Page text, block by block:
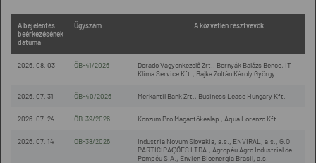
A bejelentés
beérkezésének
dátuma
Ügyszám A közvetlen résztvevők
2026. 08. 03 ÖB-41/2026
Dorado Vagyonkezelő Zrt., Bernyák Balázs Bence, IT
Klima Service Kft., Bajka Zoltán Károly György
2026. 07. 31 ÖB-40/2026 Merkantil Bank Zrt., Business Lease Hungary Kft.
2026. 07. 24 ÖB-39/2026 Konzum Pro Magántőkealap , Aqua Lorenzo Kft.
2026. 07. 14 ÖB-38/2026
Industria Novum Slovakia, a.s., ENVIRAL, a.s., G.O
PARTICIPAÇÕES LTDA., Agropéu Agro Industrial de
Pompéu S.A., Envien Bioenergia Brasil, a.s.